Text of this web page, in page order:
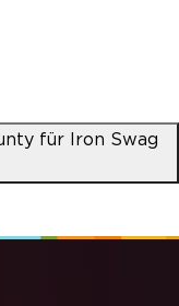
für Iron Swag